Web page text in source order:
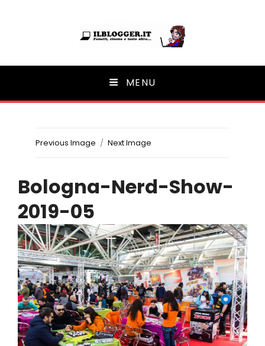
Ilblogger.it
Il portalino di blog | MENU
Previous Image Next Image
Bologna-Nerd-Show-
2019-05